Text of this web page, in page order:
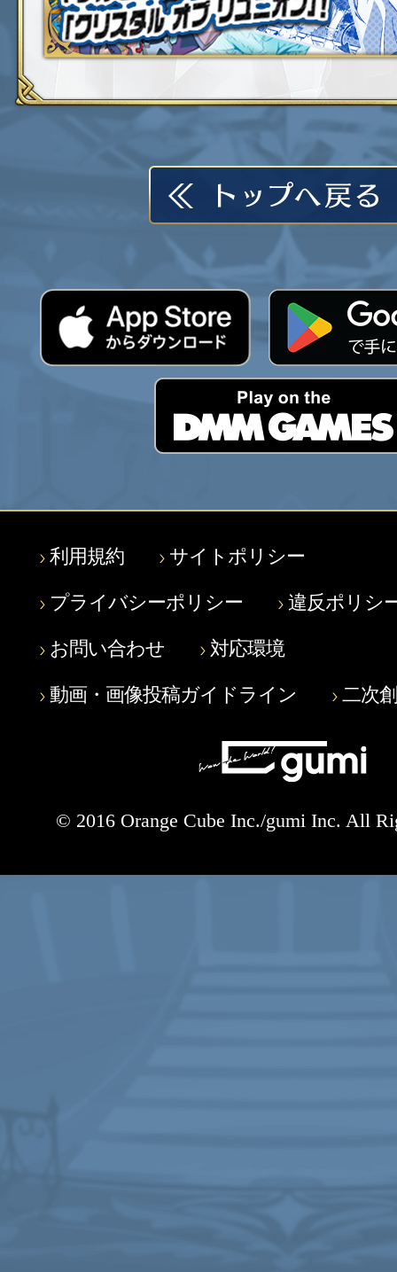
利用規約 サイトポリシー
プライバシーポリシー 違反ポリシ
お問い合わせ 対応環境
動画・画像投稿ガイドライン 二次
© 2016 Orange Cube Inc./gumi Inc. All